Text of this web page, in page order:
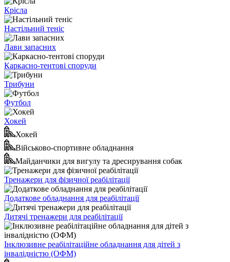
Крісла
Настільний теніс
Лави запасних
Каркасно-тентові споруди
Трибуни
Футбол
Хокей
Хокей
Військово-спортивне обладнання
Майданчики для вигулу та дресирування собак
Тренажери для фізичної реабілітації
Додаткове обладнання для реабілітації
Дитячі тренажери для реабілітації
Інклюзивне реабілітаційне обладнання для дітей з
інвалідністю (ОФМ)